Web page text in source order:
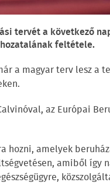
tervét a következő
feltétele.
a magyar terv lesz a
az Európai
hozni, amelyek
amiből így